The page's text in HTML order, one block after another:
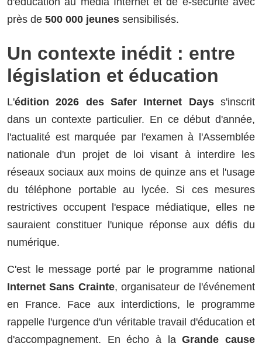
près de 500 000 jeunes sensibilisés.
Un contexte inédit : entre
législation et éducation
L'édition 2026 des Safer Internet Dayss'inscrit
dans un contexte particulier. En ce début d'année,
l'actualité est marquée par l'examen à l'Assemblée
nationale d'un projet de loi visant à interdire les
réseaux sociaux aux moins de quinze ans et l'usage
du téléphone portable au lycée. Si ces mesures
restrictives occupent l'espace médiatique, elles ne
sauraient constituer l'unique réponse aux défis du
numérique.
C'est le message porté par le programme national
Internet Sans Crainte, organisateur de l'événement
en France. Face aux interdictions, le programme
rappelle l'urgence d'un véritable travail d'éducation et
d'accompagnement. En écho à laGrande cause